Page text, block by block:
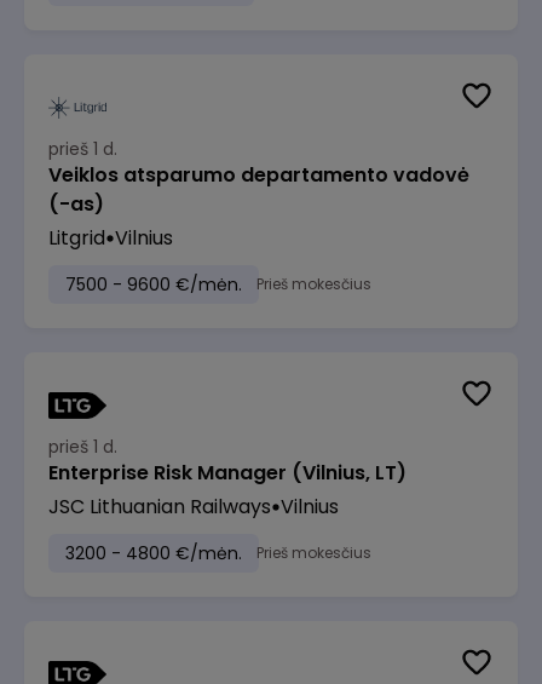
prieš 1 d.
Veiklos atsparumo departamento vadovė
(-as)
Litgrid Vilnius
7500 - 9600 €/mėn. Prieš mokesčius
prieš 1 d.
Enterprise Risk Manager (Vilnius, LT)
JSC Lithuanian Railways Vilnius
3200 - 4800 €/mėn. Prieš mokesčius